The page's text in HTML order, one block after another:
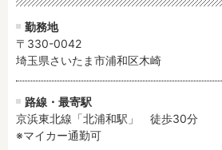
勤務地
〒330-0042
埼玉県さいたま市浦和区木崎
路線・最寄駅
京浜東北線「北浦和駅」　徒歩30分
※マイカー通勤可